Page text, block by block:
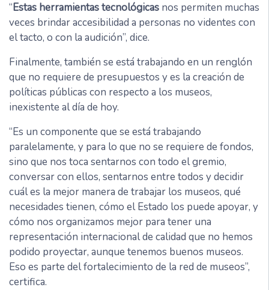
“Estas herramientas tecnológicas nos permiten muchas
veces brindar accesibilidad a personas no videntes con
el tacto, o con la audición”, dice.
Finalmente, también se está trabajando en un renglón
que no requiere de presupuestos y es la creación de
políticas públicas con respecto a los museos,
inexistente al día de hoy.
“Es un componente que se está trabajando
paralelamente, y para lo que no se requiere de fondos,
sino que nos toca sentarnos con todo el gremio,
conversar con ellos, sentarnos entre todos y decidir
cuál es la mejor manera de trabajar los museos, qué
necesidades tienen, cómo el Estado los puede apoyar, y
cómo nos organizamos mejor para tener una
representación internacional de calidad que no hemos
podido proyectar, aunque tenemos buenos museos.
Eso es parte del fortalecimiento de la red de museos”,
certifica.